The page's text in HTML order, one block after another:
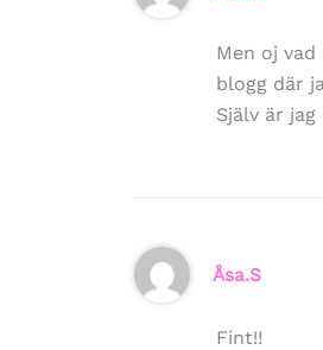
Men oj
blogg där
Själv är
Åsa.S
Fint!!